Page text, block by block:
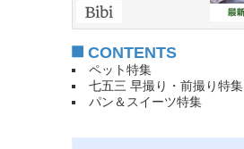
CONTENTS
ペット特集
七五三 早撮り・前撮り特集
パン＆スイーツ特集